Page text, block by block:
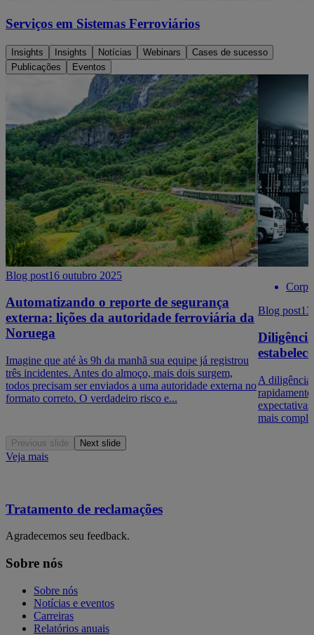
Serviços em Sistemas Ferroviários
Insights Insights Notícias Webinars
Cases de sucesso
Publicações
Eventos
Blog post16 outubro 2025
Automatizando o reporte de segurança
externa: lições da autoridade ferroviária da
Noruega
Imagine que até às 9h da manhã sua equipe já registrou
três incidentes. Antes do almoço, mais dois surgem,
todos precisam ser enviados a uma autoridade externa no
formato correto. O verdadeiro risco e...
Blog post
A diligência
mais
Previous slide Next slide
Veja mais
Tratamento de reclamações
Agradecemos seu feedback.
Sobre nós
Sobre nós
Notícias e eventos
Carreiras
Relatórios anuais